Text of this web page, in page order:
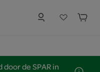
de SPAR in